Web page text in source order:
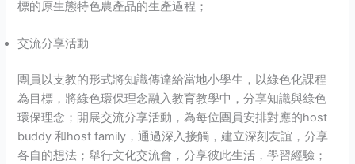
標的原生態特色農產品的生產過程；
交流分享活動
團員以支教的形式將知識傳達給當地小學生，以綠色化課程
為目標，將綠色環保理念融入教育教學中，分享知識與綠色
環保理念；開展交流分享活動，為每位團員安排對應的host
buddy 和host family，通過深入接觸，建立深刻友誼，分享
各自的想法；舉行文化交流會，分享彼此生活，學習經驗；